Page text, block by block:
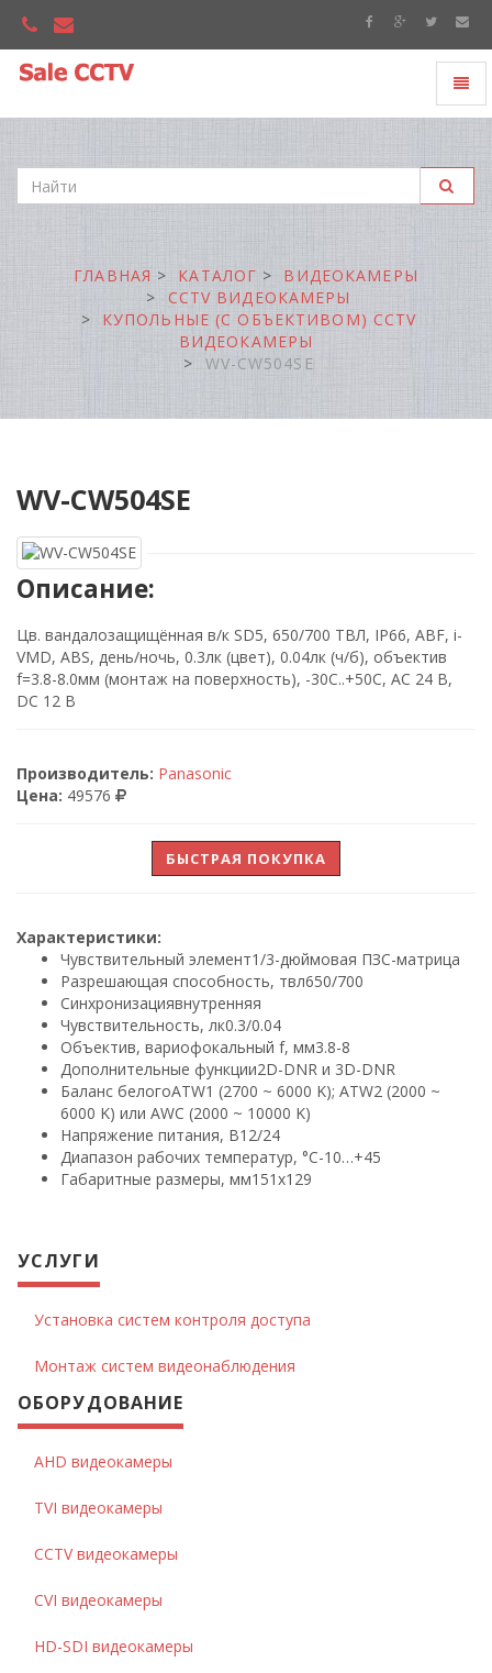
CCTV"
ГЛАВНАЯ КАТАЛОГ
ВИДЕОКАМЕРЫ
CCTV ВИДЕОКАМЕРЫ
КУПОЛЬНЫЕ (С ОБЪЕКТИВОМ) CCTV
ВИДЕОКАМЕРЫ
WV-CW504SE
WV-CW504SE
Описание:
Цв. вандалозащищённая в/к SD5, 650/700 ТВЛ, IP66, ABF, i-
VMD, ABS, день/ночь, 0.3лк (цвет), 0.04лк (ч/б), объектив
f=3.8-8.0мм (монтаж на поверхность), -30С..+50С, AC 24 B,
DC 12 В
Производитель: Panasonic
Цена: 49576
БЫСТРАЯ ПОКУПКА
Характеристики:
Чувствительный элемент1/3-дюймовая ПЗС-матрица
Разрешающая способность, твл650/700
Синхронизациявнутренняя
Чувствительность, лк0.3/0.04
Объектив, вариофокальный f, мм3.8-8
Дополнительные функции2D-DNR и 3D-DNR
Баланс белогоATW1 (2700 ~ 6000 K); ATW2 (2000 ~
6000 K) или AWC (2000 ~ 10000 K)
Напряжение питания, B12/24
Диапазон рабочих температур, °С-10…+45
Габаритные размеры, мм151х129
УСЛУГИ
Установка систем контроля доступа
Монтаж систем видеонаблюдения
ОБОРУДОВАНИЕ
AHD видеокамеры
TVI видеокамеры
CCTV видеокамеры
CVI видеокамеры
HD-SDI видеокамеры